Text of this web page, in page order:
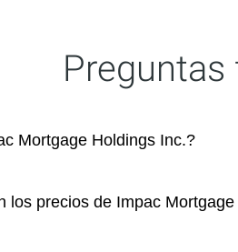
Mortgage Holdings Inc.?
los precios de Impac